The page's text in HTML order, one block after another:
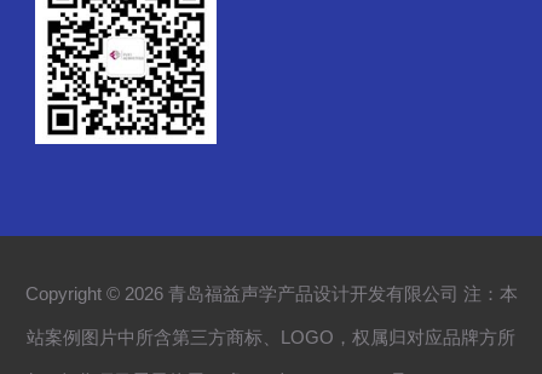
Copyright © 2026 青岛福益声学产品设计开发有限公司 注：本
站案例图片中所含第三方商标、LOGO，权属归对应品牌方所